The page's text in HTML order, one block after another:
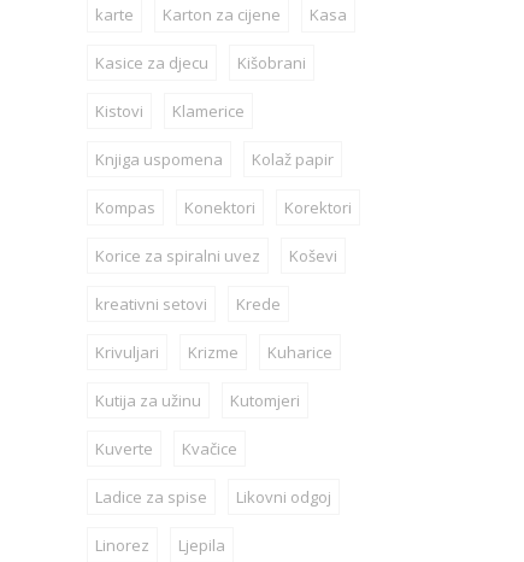
karte Karton za cijene Kasa
Kasice za djecu Kišobrani
Kistovi Klamerice
Knjiga uspomena Kolaž papir
Kompas Konektori Korektori
Korice za spiralni uvez Koševi
kreativni setovi Krede
Krivuljari Krizme Kuharice
Kutija za užinu Kutomjeri
Kuverte Kvačice
Ladice za spise Likovni odgoj
Linorez Ljepila